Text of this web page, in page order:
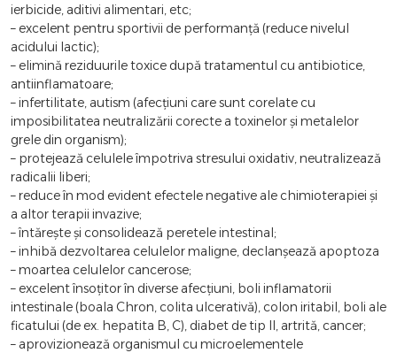
ierbicide, aditivi alimentari, etc;
– excelent pentru sportivii de performanţă (reduce nivelul
acidului lactic);
– elimină reziduurile toxice după tratamentul cu antibiotice,
antiinflamatoare;
– infertilitate, autism (afecţiuni care sunt corelate cu
imposibilitatea neutralizării corecte a toxinelor şi metalelor
grele din organism);
– protejează celulele împotriva stresului oxidativ, neutralizează
radicalii liberi;
– reduce în mod evident efectele negative ale chimioterapiei şi
a altor terapii invazive;
– întăreşte şi consolidează peretele intestinal;
– inhibă dezvoltarea celulelor maligne, declanşează apoptoza
– moartea celulelor cancerose;
– excelent însoţitor în diverse afecţiuni, boli inflamatorii
intestinale (boala Chron, colita ulcerativă), colon iritabil, boli ale
ficatului (de ex. hepatita B, C), diabet de tip II, artrită, cancer;
– aprovizionează organismul cu microelementele